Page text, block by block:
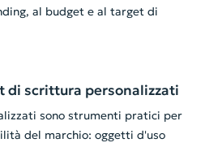
al budget e al target di
di scrittura personalizzati
sono strumenti pratici per
del marchio: oggetti d'uso